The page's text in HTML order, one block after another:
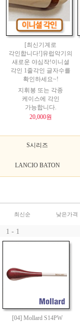
[최신기계로
각인합니다!]유럽악기의
새로운 야심작!이니셜
각인 1줄각인 글자수를
확인하세요~!
지휘봉 또는 각종
케이스에 각인
가능합니다.
20,000원
S시리즈
LANCIO BATON
최신순 낮은가격
1 - 1
[04] Mollard S14PW